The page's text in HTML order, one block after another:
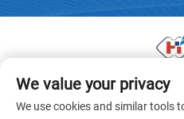
© 2025 Донггуан Хуая
компаниясының барлық
We value your privacy
We use cookies and similar tools